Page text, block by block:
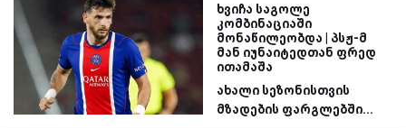
ხვიჩა საგოლე
კომბინაციაში
მონაწილეობდა | პსჟ-მ
მან იუნაიტედთან ფრედ
ითამაშა
ახალი სეზონისთვის
მზადების ფარგლებში...